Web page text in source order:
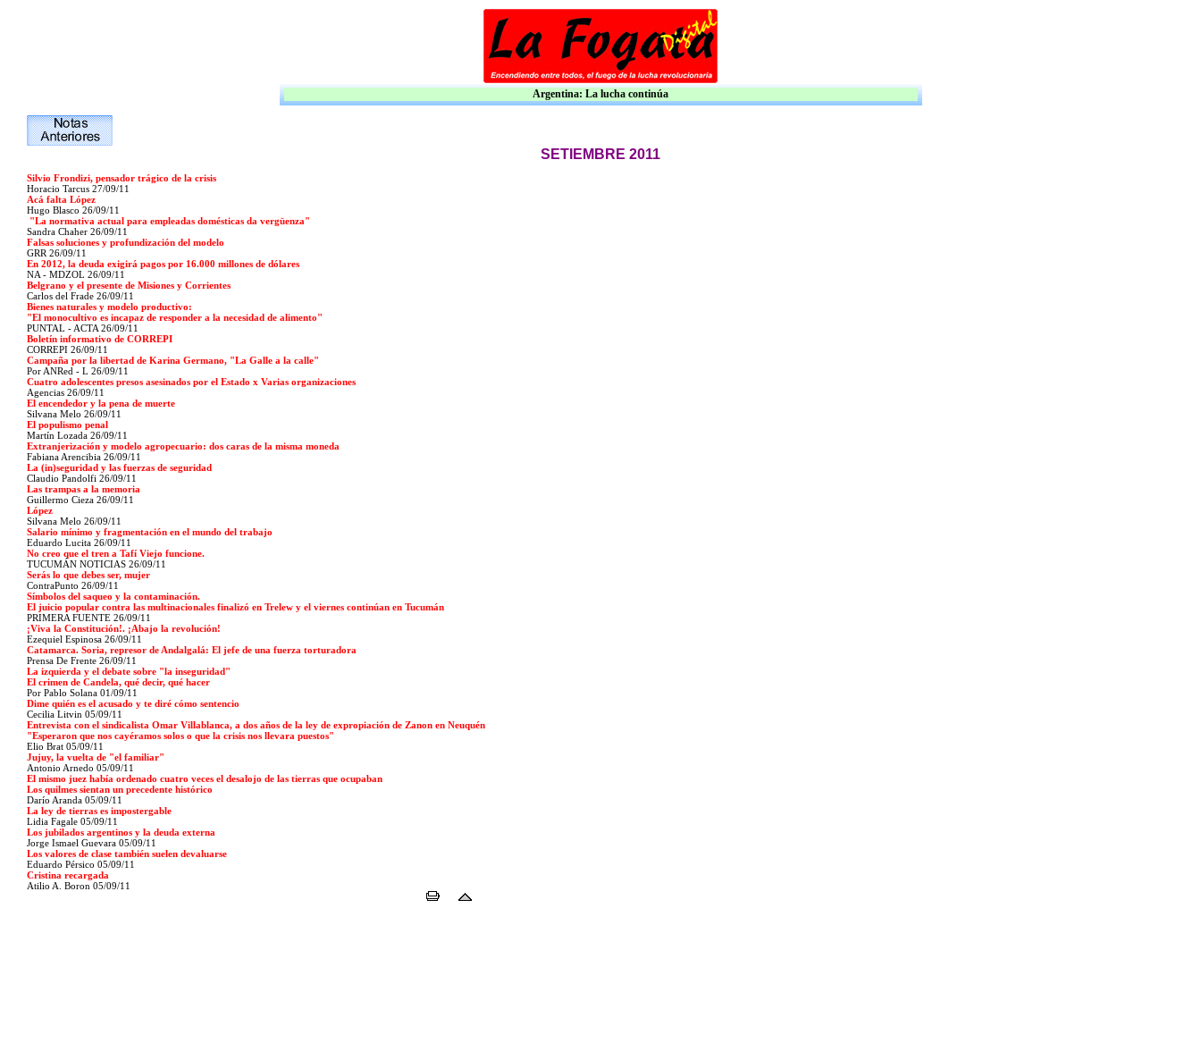
Argentina: La lucha continúa
SETIEMBRE 2011
Silvio Frondizi, pensador trágico de la crisis
Horacio Tarcus 27/09/11
Acá falta López
Hugo Blasco 26/09/11
"La normativa actual para empleadas domésticas da vergüenza"
Sandra Chaher 26/09/11
Falsas soluciones y profundización del modelo
GRR 26/09/11
En 2012, la deuda exigirá pagos por 16.000 millones de dólares
NA - MDZOL 26/09/11
Belgrano y el presente de Misiones y Corrientes
Carlos del Frade 26/09/11
Bienes naturales y modelo productivo:
"El monocultivo es incapaz de responder a la necesidad de alimento"
PUNTAL - ACTA 26/09/11
Boletín informativo de CORREPI
CORREPI 26/09/11
Campaña por la libertad de Karina Germano, "La Galle a la calle"
Por ANRed - L 26/09/11
Cuatro adolescentes presos asesinados por el Estado x Varias organizaciones
Agencias 26/09/11
El encendedor y la pena de muerte
Silvana Melo 26/09/11
El populismo penal
Martín Lozada 26/09/11
Extranjerización y modelo agropecuario: dos caras de la misma moneda
Fabiana Arencibia 26/09/11
La (in)seguridad y las fuerzas de seguridad
Claudio Pandolfi 26/09/11
Las trampas a la memoria
Guillermo Cieza 26/09/11
López
Silvana Melo 26/09/11
Salario mínimo y fragmentación en el mundo del trabajo
Eduardo Lucita 26/09/11
No creo que el tren a Tafí Viejo funcione.
TUCUMÁN NOTICIAS 26/09/11
Serás lo que debes ser, mujer
ContraPunto 26/09/11
Símbolos del saqueo y la contaminación.
El juicio popular contra las multinacionales finalizó en Trelew y el viernes continúan en Tucumán
PRIMERA FUENTE 26/09/11
¡Viva la Constitución!. ¡Abajo la revolución!
Ezequiel Espinosa 26/09/11
Catamarca. Soria, represor de Andalgalá: El jefe de una fuerza torturadora
Prensa De Frente 26/09/11
La izquierda y el debate sobre "la inseguridad"
El crimen de Candela, qué decir, qué hacer
Por Pablo Solana 01/09/11
Dime quién es el acusado y te diré cómo sentencio
Cecilia Litvin 05/09/11
Entrevista con el sindicalista Omar Villablanca, a dos años de la ley de expropiación de Zanon en Neuquén
"Esperaron que nos cayéramos solos o que la crisis nos llevara puestos"
Elio Brat 05/09/11
Jujuy, la vuelta de "el familiar"
Antonio Arnedo 05/09/11
El mismo juez había ordenado cuatro veces el desalojo de las tierras que ocupaban
Los quilmes sientan un precedente histórico
Darío Aranda 05/09/11
La ley de tierras es impostergable
Lidia Fagale 05/09/11
Los jubilados argentinos y la deuda externa
Jorge Ismael Guevara 05/09/11
Los valores de clase también suelen devaluarse
Eduardo Pérsico 05/09/11
Cristina recargada
Atilio A. Boron 05/09/11